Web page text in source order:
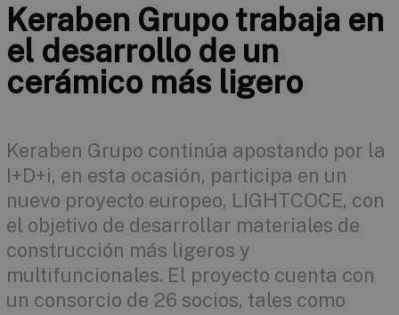
Keraben Grupo trabaja en
el desarrollo de un
cerámico más ligero
Keraben Grupo continúa apostando por la
I+D+i, en esta ocasión, participa en un
nuevo proyecto europeo, LIGHTCOCE, con
el objetivo de desarrollar materiales de
construcción más ligeros y
multifuncionales. El proyecto cuenta con
un consorcio de 26 socios, tales como